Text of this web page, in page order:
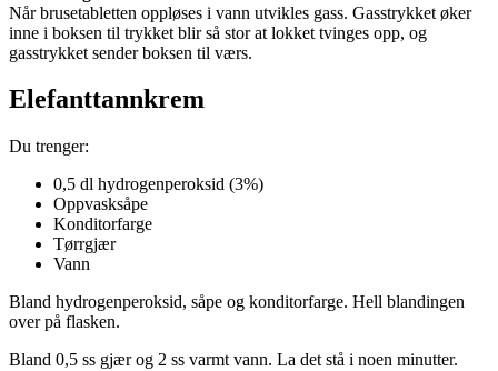
Når brusetabletten oppløses i vann utvikles gass. Gasstrykket øker
inne i boksen til trykket blir så stor at lokket tvinges opp, og
gasstrykket sender boksen til værs.
Elefanttannkrem
Du trenger:
0,5 dl hydrogenperoksid (3%)
Oppvasksåpe
Konditorfarge
Tørrgjær
Vann
Bland hydrogenperoksid, såpe og konditorfarge. Hell blandingen
over på flasken.
Bland 0,5 ss gjær og 2 ss varmt vann. La det stå i noen minutter.